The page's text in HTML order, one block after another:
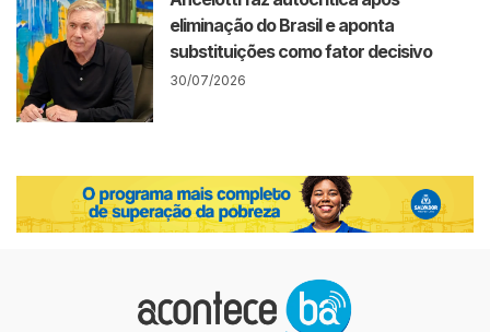
eliminação do Brasil e aponta
substituições como fator decisivo
30/07/2026